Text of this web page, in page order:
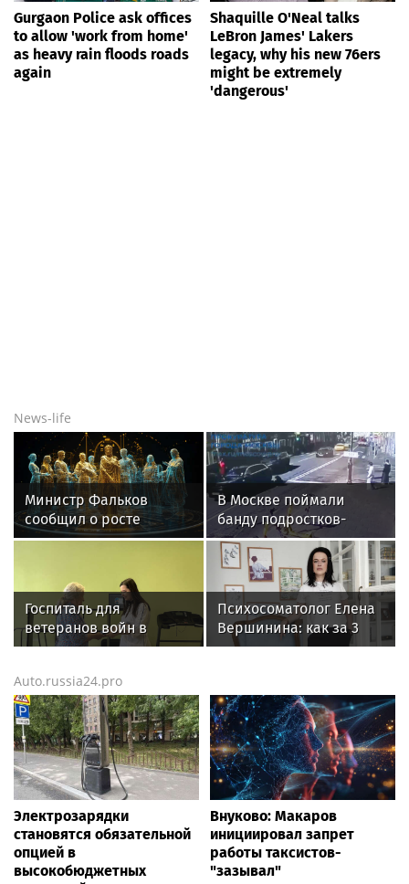
Gurgaon Police ask offices
to allow 'work from home'
as heavy rain floods roads
again
Shaquille O'Neal talks
LeBron James' Lakers
legacy, why his new 76ers
might be extremely
'dangerous'
News-life
Министр Фальков
сообщил о росте
популярности вузов в
В Москве поймали
банду подростков-
автоподставщиков
Госпиталь для
ветеранов войн в
Екатеринбурге получил
для реабилитации
Психосоматолог Елена
Вершинина: как за 3
минуты вернуть себе
Auto.russia24.pro
Электрозарядки
становятся обязательной
опцией в
высокобюджетных
Внуково: Макаров
инициировал запрет
работы таксистов-
"зазывал"